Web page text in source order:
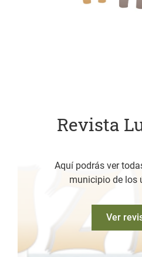
Revista
Aquí podrás ver
municipio de los
Ver